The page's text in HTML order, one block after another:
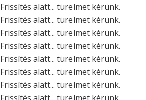
Frissítés alatt... türelmet kérünk.
Frissítés alatt... türelmet kérünk.
Frissítés alatt... türelmet kérünk.
Frissítés alatt... türelmet kérünk.
Frissítés alatt... türelmet kérünk.
Frissítés alatt... türelmet kérünk.
Frissítés alatt... türelmet kérünk.